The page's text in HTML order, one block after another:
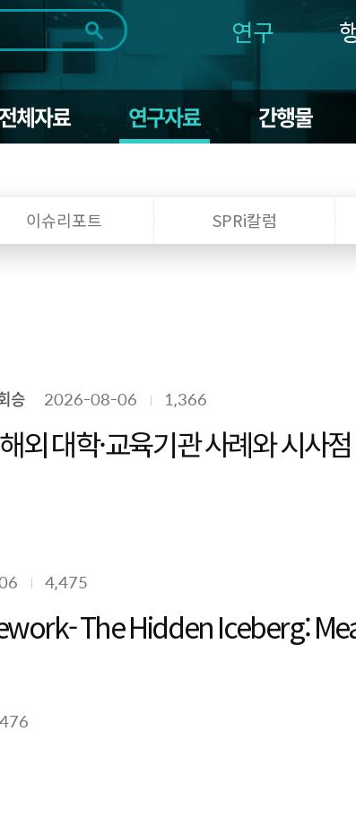
1주 1개월 3개월 1년
~
연구
전체자료 연구자료 간행물
이슈리포트 SPRi칼럼
승 2026-08-06 1,366
외 대학·교육기관 사례와 시사점
4,475
The Hidden Iceberg: